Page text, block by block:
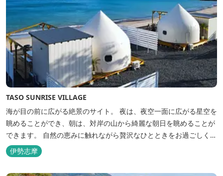
TASO SUNRISE VILLAGE
海が目の前に広がる絶景のサイト。 夜は、夜空一面に広がる星空を
眺めることができ、朝は、対岸の山から綺麗な朝日を眺めることが
できます。 自然の恵みに触れながら贅沢なひとときをお過ごしくだ
さい。 ウッドテラスでのバーベキューを楽しむこともでき、BBQ
初心者でも安心のガスBBQ台をご用意しております。 また、海岸
伊勢志摩